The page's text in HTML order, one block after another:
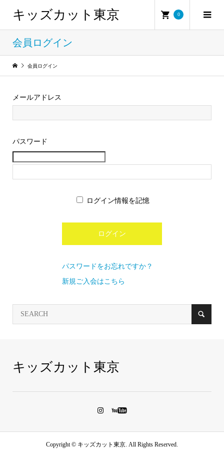
キッズカット東京 0
会員ログイン
会員ログイン
メールアドレス
パスワード
ログイン情報を記憶
パスワードをお忘れですか？
新規ご入会はこちら
キッズカット東京
Copyright © キッズカット東京. All Rights Reserved.